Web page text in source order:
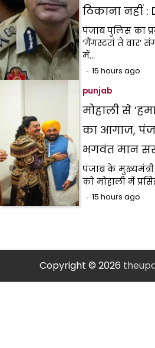
ठिकाना नहीं :
पंजाब पुलिस का
‘गैंगस्टरां ते वार’
में…
15 hours ago
punjab
मोहाली से
का आगाज,
भगवंत मान
पंजाब के
को मोहाली में
15 hours ago
Copyright © 2026